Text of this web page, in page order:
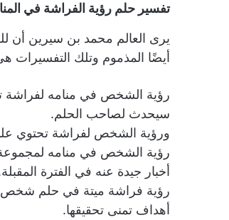
تفسير حلم رؤية الفراشة في
يرى العالم محمد بن سيرين أن
أيضًا المذموم وتلك التفسيرات
رؤية الشخص في منامه لفراشة
سيحدث لصاحب الحلم.
ورؤية الشخص لفراشة تحتوي
رؤية الشخص في منامه لمجموعة
أخبار جيدة عنه في الفترة
رؤية فراشة ميتة في حلم شخص
أهداف تمنى تحقيقها.